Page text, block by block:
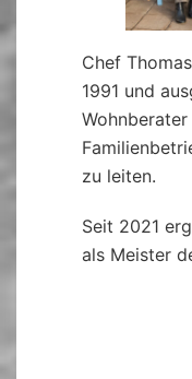
Chef
1991 und
zu leiten.
Seit 2021
als Meister